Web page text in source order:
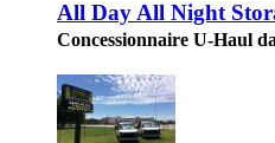
All Day All Night
Concessionnaire U-Haul